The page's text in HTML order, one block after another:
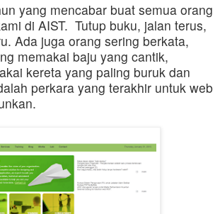
yang mencabar buat semua orang
di AIST. Tutup buku, jalan terus,
Ada juga orang sering berkata,
memakai baju yang cantik,
kereta yang paling buruk dan
perkara yang terakhir untuk web